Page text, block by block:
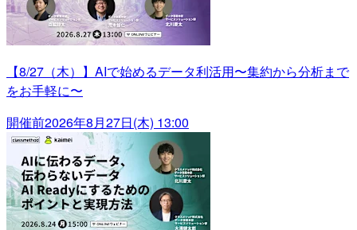
【8/27（木）】AIで始めるデータ利活用〜集約から分析まで
をお手軽に〜
開催前2026年8月27日(木) 13:00